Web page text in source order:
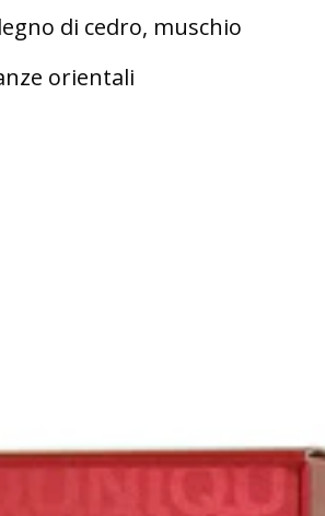
di cedro, muschio
orientali